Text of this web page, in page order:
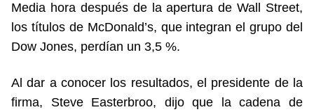
Media hora después de la apertura de Wall Street,
los títulos de McDonald’s, que integran el grupo del
Dow Jones, perdían un 3,5 %.
Al dar a conocer los resultados, el presidente de la
firma, Steve Easterbroo, dijo que la cadena de